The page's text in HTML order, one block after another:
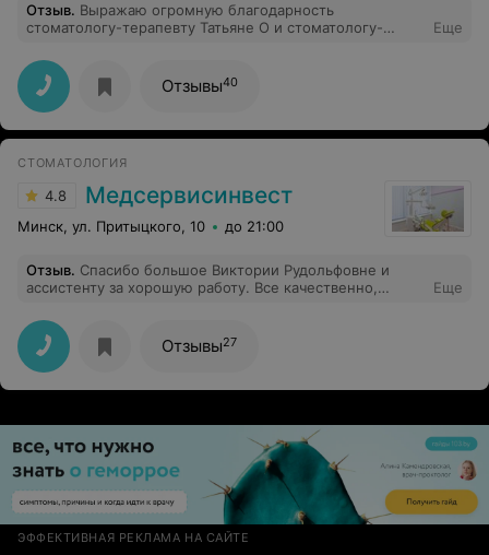
Отзыв. Выражаю огромную благодарность
стоматологу-терапевту Татьяне О и стоматологу-
профессиональную работу и золотые руки. Вы просто
волшебники!!! Спасибо коллективу клиники
«Семейный стоматолог» за доброжелательную и
уютную атмосферу. Буду смело рекомендовать
клинику родным и знакомым
Еще
Отзывы40
СТОМАТОЛОГИЯ
4.8 Медсервисинвест
Минск, ул. Притыцкого, 10 до 21:00
Отзыв. Спасибо большое Виктории Рудольфовне и
ассистенту за хорошую работу. Все качественно,
только эту стоматологию и рекомендовать знакомым
Еще
Отзывы27
ЭФФЕКТИВНАЯ РЕКЛАМА НА САЙТЕ